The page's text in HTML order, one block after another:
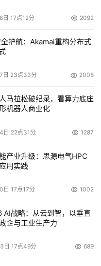
17点12分 2092
护航：Akamai重构分布式
日 23点33分 2008
马拉松破纪录，看算力底座
机器人商业化
日 22点31分 1287
产业升级：思源电气HPC
用实践
17点17分 1002
AI战略：从云到智，以垂直
企与工业生产力
日 17点49分 689